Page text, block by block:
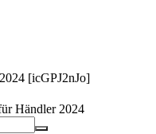
[icGPJ2nJo]
Händler 2024